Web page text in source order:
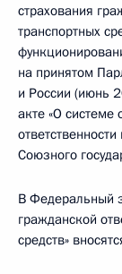
страхования
транспортных
на принятом
и России (июнь
акте «О системе
Союзного
В Федеральный
гражданской
средств»